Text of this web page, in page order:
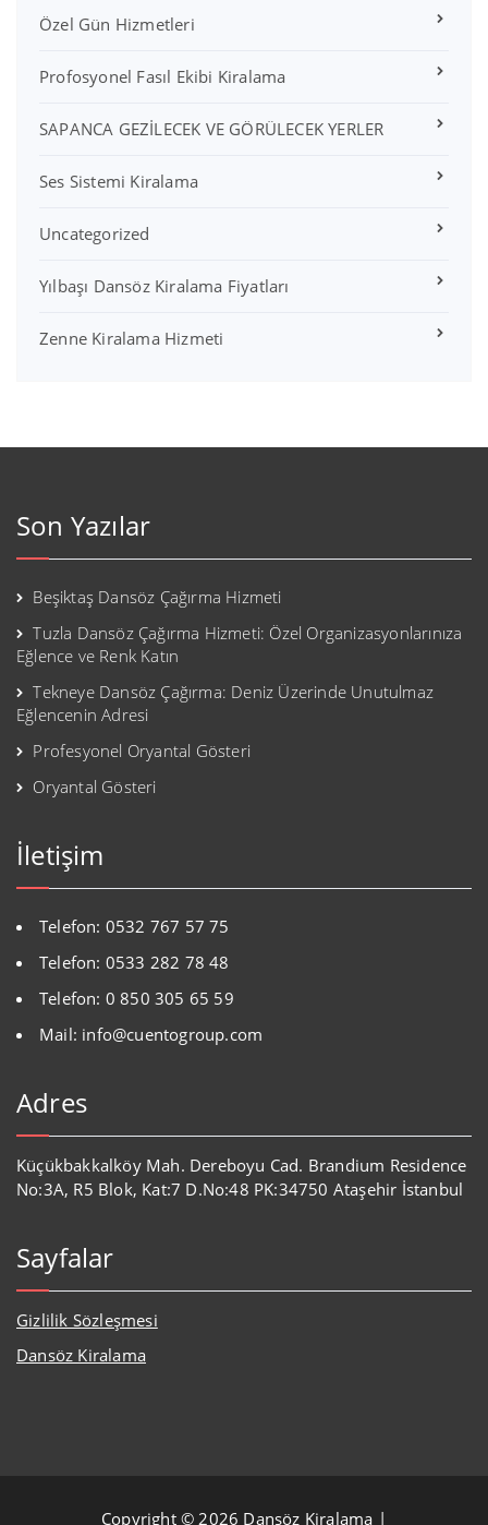
Özel Gün Hizmetleri
Profosyonel Fasıl Ekibi Kiralama
SAPANCA GEZİLECEK VE GÖRÜLECEK YERLER
Ses Sistemi Kiralama
Uncategorized
Yılbaşı Dansöz Kiralama Fiyatları
Zenne Kiralama Hizmeti
Son Yazılar
Beşiktaş Dansöz Çağırma Hizmeti
Tuzla Dansöz Çağırma Hizmeti: Özel Organizasyonlarınıza
Eğlence ve Renk Katın
Tekneye Dansöz Çağırma: Deniz Üzerinde Unutulmaz
Eğlencenin Adresi
Profesyonel Oryantal Gösteri
Oryantal Gösteri
İletişim
Telefon: 0532 767 57 75
Telefon: 0533 282 78 48
Telefon: 0 850 305 65 59
Mail: info@cuentogroup.com
Adres
Küçükbakkalköy Mah. Dereboyu Cad. Brandium Residence
No:3A, R5 Blok, Kat:7 D.No:48 PK:34750 Ataşehir İstanbul
Sayfalar
Gizlilik Sözleşmesi
Dansöz Kiralama
Copyright © 2026 Dansöz Kiralama |